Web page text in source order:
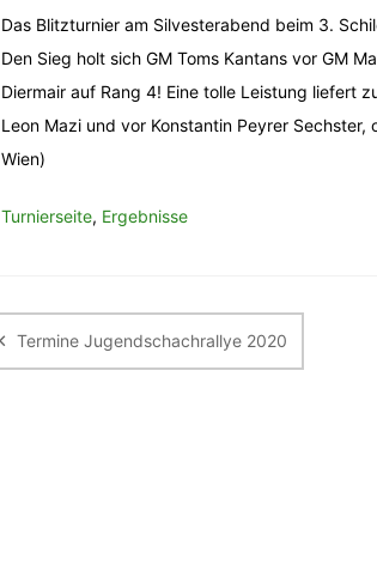
Das Blitzturnier am Silvesterabend beim 3.
Den Sieg holt sich GM Toms Kantans vor GM
Diermair auf Rang 4! Eine tolle Leistung liefert
Leon Mazi und vor Konstantin Peyrer
Wien)
Turnierseite, Ergebnisse
Termine Jugendschachrallye 2020